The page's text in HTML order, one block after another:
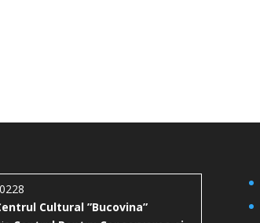
Cultural ”Bucovina”